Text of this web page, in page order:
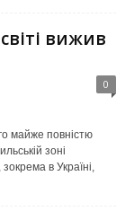
вижив
0
майже повністю
зоні
в Україні,